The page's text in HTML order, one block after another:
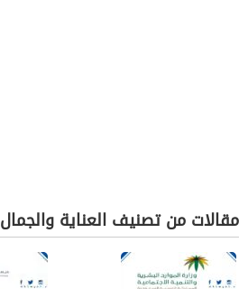
مقالات من تصنيف العناية والجمال